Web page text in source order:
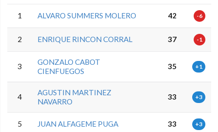
1 ALVARO SUMMERS MOLERO 42 -6
2 ENRIQUE RINCON CORRAL 37 -1
3
GONZALO CABOT
CIENFUEGOS
35 +1
4
AGUSTIN MARTINEZ
NAVARRO
33 +3
5 JUAN ALFAGEME PUGA 33 +3